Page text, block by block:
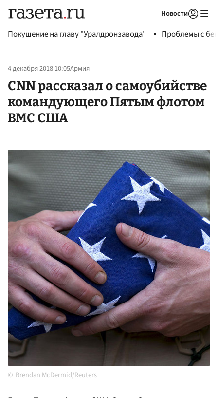
Новости
Покушение на главу "Уралдронзавода" Проблемы с
4 декабря 2018 10:05Армия
CNN рассказал о самоубийстве
командующего Пятым флотом
ВМС США
Brendan McDermid/Reuters